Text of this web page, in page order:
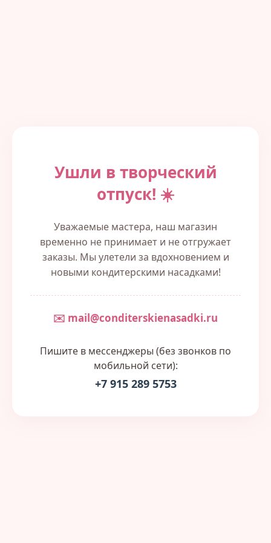
Ушли в творческий
отпуск! ☀️
Уважаемые мастера, наш магазин
временно не принимает и не отгружает
заказы. Мы улетели за вдохновением и
новыми кондитерскими насадками!
✉️ mail@conditerskienasadki.ru
Пишите в мессенджеры (без звонков по
мобильной сети):
+7 915 289 5753